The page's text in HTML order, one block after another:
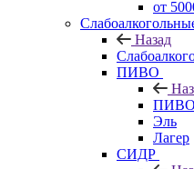
от
Назад
ПИВО
ПИВО
Эль
Лагер
СИДР